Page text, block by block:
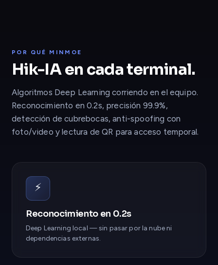
POR QUÉ MINMOE
Hik-IA en cada terminal.
Algoritmos Deep Learning corriendo en el equipo.
Reconocimiento en 0.2s, precisión 99.9%,
detección de cubrebocas, anti-spoofing con
foto/video y lectura de QR para acceso temporal.
⚡
Reconocimiento en 0.2s
Deep Learning local — sin pasar por la nube ni
dependencias externas.